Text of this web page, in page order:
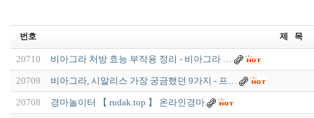
번호 제 목
20710 비아그라 처방 효능 부작용 정리 - 비아그라 …
20709 비아그라, 시알리스 가장 궁금했던 9가지 - 프…
20708 경마놀이터 【 rudak.top 】 온라인경마